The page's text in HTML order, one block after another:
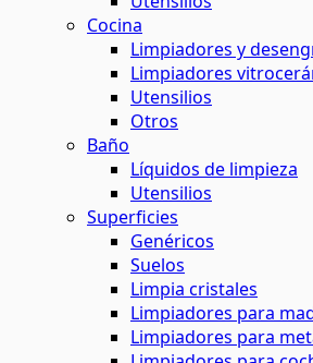
Cocina
Limpiadores y
Limpiadores
Utensilios
Otros
Baño
Líquidos de limpieza
Utensilios
Superficies
Genéricos
Suelos
Limpia cristales
Limpiadores para
Limpiadores para